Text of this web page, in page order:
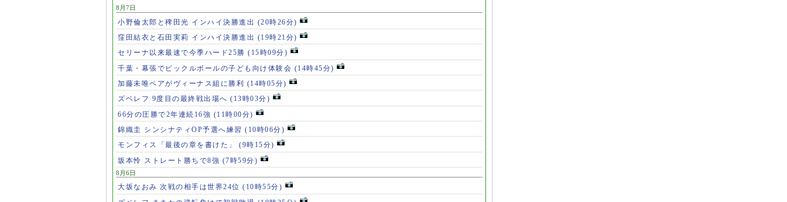
8月7日
小野倫太郎と稗田光 インハイ決勝進出 (20時26分)
窪田結衣と石田実莉 インハイ決勝進出 (19時21分)
セリーナ以来最速で今季ハード25勝 (15時09分)
千葉・幕張でピックルボールの子ども向け体験会 (14時45分)
加藤未唯ペアがヴィーナス組に勝利 (14時05分)
ズベレフ 9度目の最終戦出場へ (13時03分)
66分の圧勝で2年連続16強 (11時00分)
錦織圭 シンシナティOP予選へ練習 (10時06分)
モンフィス「最後の章を書けた」 (9時15分)
坂本怜 ストレート勝ちで8強 (7時59分)
8月6日
大坂なおみ 次戦の相手は世界24位 (10時55分)